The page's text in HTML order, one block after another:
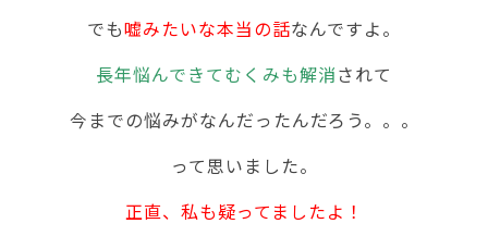
でも嘘みたいな本当の話なんですよ。
長年悩んできてむくみも解消されて
今までの悩みがなんだったんだろう。。。
って思いました。
正直、私も疑ってましたよ！